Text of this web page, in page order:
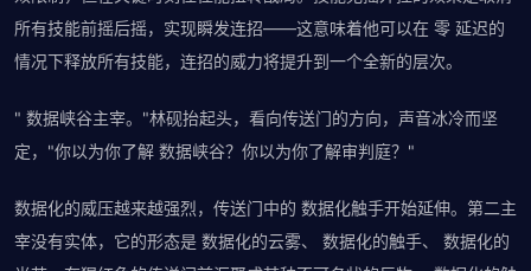
所有技能前摇后摇，实现瞬发连招——这意味着他可以在 零 延迟的
情况下释放所有技能，连招的威力将提升到一个全新的层次。
" 数据峡谷主宰。"林砚抬起头，看向传送门的方向，声音冰冷而坚
定，"你以为你了解 数据峡谷？你以为你了解审判庭？"
数据化的威压越来越强烈，传送门中的 数据化触手开始延伸。第二主
宰没有实体，它的形态是 数据化的云雾、 数据化的触手、 数据化的